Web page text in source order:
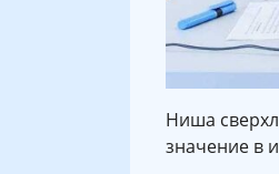
Ниша
значение в